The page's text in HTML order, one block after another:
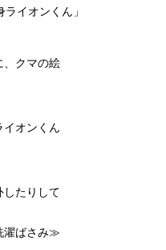
、クマの絵
イオンくん
したりして
濯ばさみ≫